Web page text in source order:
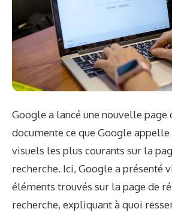
Google a lancé une nouvelle page
documente ce que Google
visuels les plus courants sur la
recherche. Ici, Google a présenté
éléments trouvés sur la page de
recherche, expliquant à quoi